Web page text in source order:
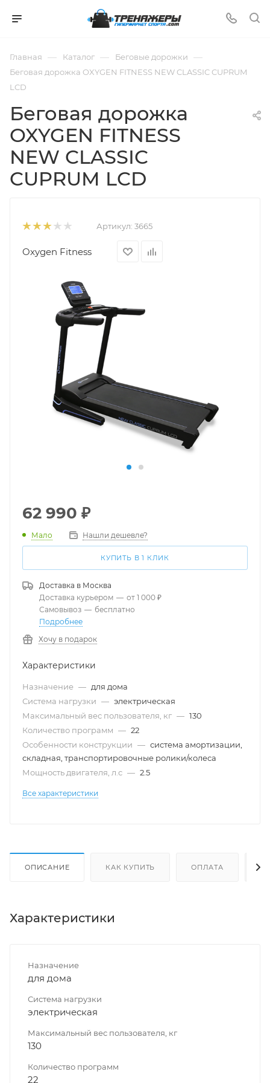
Главная — Каталог — Беговые дорожки —
Беговая дорожка OXYGEN FITNESS NEW CLASSIC CUPRUM
LCD
Беговая дорожка
OXYGEN FITNESS
NEW CLASSIC
CUPRUM LCD
Артикул: 3665
Oxygen Fitness
62 990 ₽
Мало Нашли дешевле?
КУПИТЬ В 1 КЛИК
Доставка в Москва
Доставка курьером — от 1 000 ₽
Самовывоз — бесплатно
Подробнее
Хочу в подарок
Характеристики
Назначение — для дома
Система нагрузки — электрическая
Максимальный вес пользователя, кг — 130
Количество программ — 22
Особенности конструкции — система амортизации,
складная, транспортировочные ролики/колеса
Мощность двигателя, л.с — 2.5
Все характеристики
ОПИСАНИЕ КАК КУПИТЬ ОПЛАТА
Характеристики
Назначение
для дома
Система нагрузки
электрическая
Максимальный вес пользователя, кг
130
Количество программ
22